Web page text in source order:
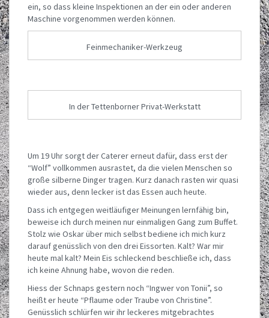
ein, so dass kleine Inspektionen an der ein oder anderen
Maschine vorgenommen werden können.
Feinmechaniker-Werkzeug
In der Tettenborner Privat-Werkstatt
Um 19 Uhr sorgt der Caterer erneut dafür, dass erst der
“Wolf” vollkommen ausrastet, da die vielen Menschen so
große silberne Dinger tragen. Kurz danach rasten wir quasi
wieder aus, denn lecker ist das Essen auch heute.
Dass ich entgegen weitläufiger Meinungen lernfähig bin,
beweise ich durch meinen nur einmaligen Gang zum Buffet.
Stolz wie Oskar über mich selbst bediene ich mich kurz
darauf genüsslich von den drei Eissorten. Kalt? War mir
heute mal kalt? Mein Eis schleckend beschließe ich, dass
ich keine Ahnung habe, wovon die reden.
Hiess der Schnaps gestern noch “Ingwer von Tonii”, so
heißt er heute “Pflaume oder Traube von Christine”.
Genüsslich schlürfen wir ihr leckeres mitgebrachtes